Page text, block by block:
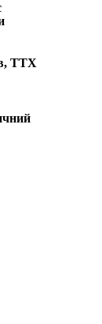
ТТХ